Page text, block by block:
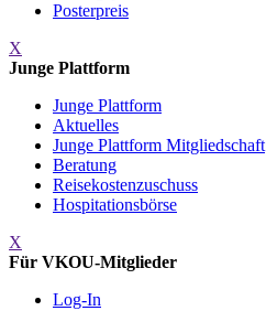
Posterpreis
X
Junge Plattform
Junge Plattform
Aktuelles
Junge Plattform Mitgliedschaft
Beratung
Reisekostenzuschuss
Hospitationsbörse
X
Für VKOU-Mitglieder
Log-In